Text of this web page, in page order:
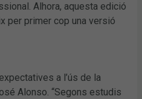
Alhora, aquesta edició
per primer cop una versió
a l’ús de la
Alonso. “Segons estudis